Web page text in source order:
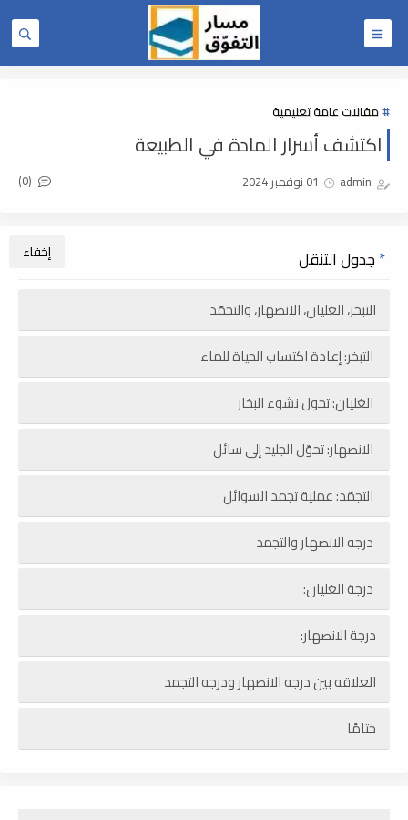
مقالات عامة تعليمية
اكتشف أسرار المادة في الطبيعة
admin 01 نوفمبر 2024 (0)
جدول التنقل
التبخر، الغليان، الانصهار، والتجمّد
التبخر: إعادة اكتساب الحياة للماء
الغليان: تحول نشوء البخار
الانصهار: تحوّل الجليد إلى سائل
التجمّد: عملية تجمد السوائل
درجه الانصهار والتجمد
درجة الغليان:
درجة الانصهار:
العلاقه بين درجه الانصهار ودرجه التجمد
ختامًا